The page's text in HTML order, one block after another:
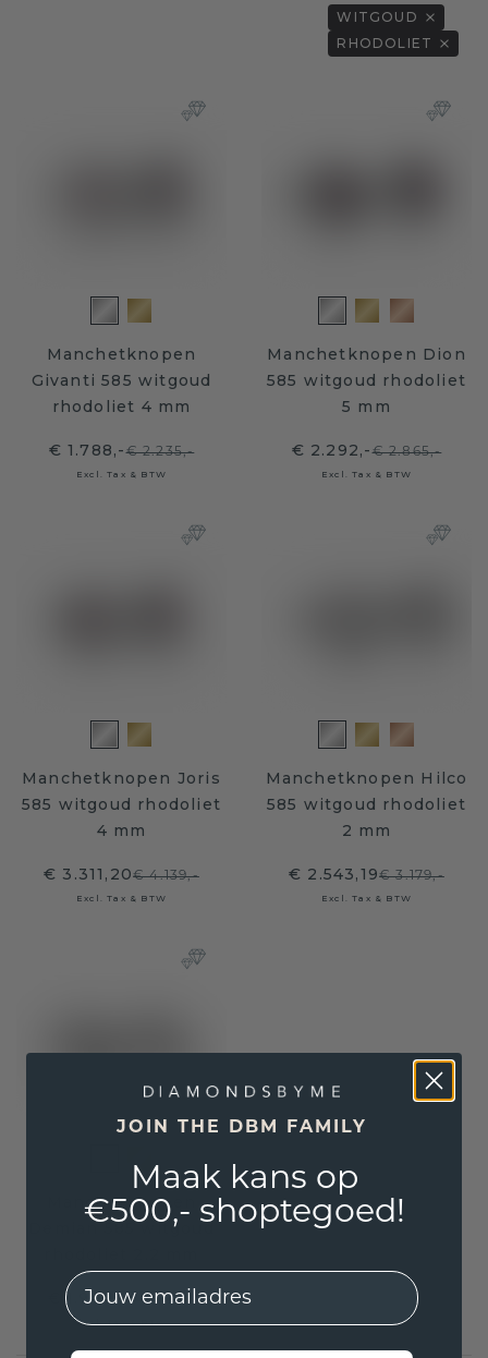
WITGOUD
RHODOLIET
Manchetknopen
Givanti 585 witgoud
rhodoliet 4 mm
€ 1.788,-€ 2.235,-
Excl. Tax & BTW
Manchetknopen Dion
585 witgoud rhodoliet
5 mm
€ 2.292,-€ 2.865,-
Excl. Tax & BTW
Manchetknopen Joris
585 witgoud rhodoliet
4 mm
€ 3.311,20€ 4.139,-
Excl. Tax & BTW
Manchetknopen Hilco
585 witgoud rhodoliet
2 mm
€ 2.543,19€ 3.179,-
Excl. Tax & BTW
Manchetknopen
Demian 585 witgoud
€ 1.940,-€ 2.425,-
Excl. Tax & BTW
JOIN THE DBM FAMILY
Maak kans op
€500,- shoptegoed!
EMail